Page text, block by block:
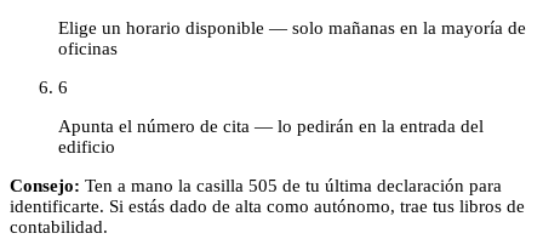
Elige un horario disponible — solo mañanas en la mayoría de
oficinas
6
Apunta el número de cita — lo pedirán en la entrada del
edificio
Consejo: Ten a mano la casilla 505 de tu última declaración para
identificarte. Si estás dado de alta como autónomo, trae tus libros de
contabilidad.